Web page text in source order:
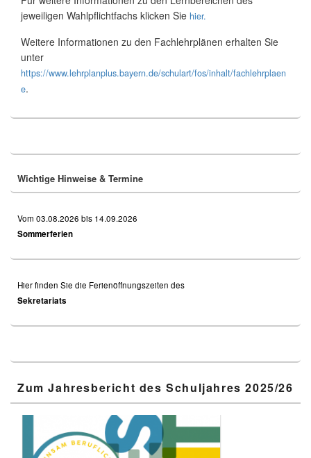
jeweiligen Wahlpflichtfachs klicken Sie hier.
Weitere Informationen zu den Fachlehrplänen erhalten Sie
unter
https://www.lehrplanplus.bayern.de/schulart/fos/inhalt/fachlehrplaen
e.
Widget
Wichtige Hinweise & Termine
Vom 03.08.2026 bis 14.09.2026
Sommerferien
Hier finden Sie die Ferienöffnungszeiten des
Sekretariats
Zum Jahresbericht des Schuljahres 2025/26